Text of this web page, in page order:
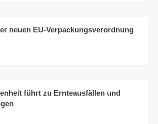
neuen EU-Verpackungsverordnung
führt zu Ernteausfällen und